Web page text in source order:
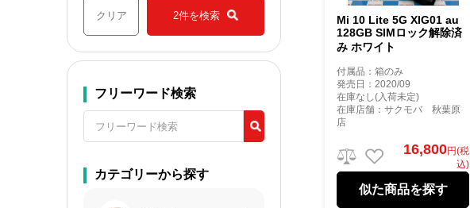
クリア 2件を検索
フリーワード検索
カテゴリーから探す
Mi 10 Lite 5G XIG01 au
128GB SIMロック解除済
み ホワイト
付属品：箱のみ
発売日：2020/09
在庫なし(入荷未定)
在庫店舗：サクモバ 秋葉原
店
16,800円(税
込)
似た商品を探す